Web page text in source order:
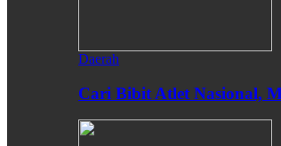
Daerah
Cari Bibit Atlet Nasional,